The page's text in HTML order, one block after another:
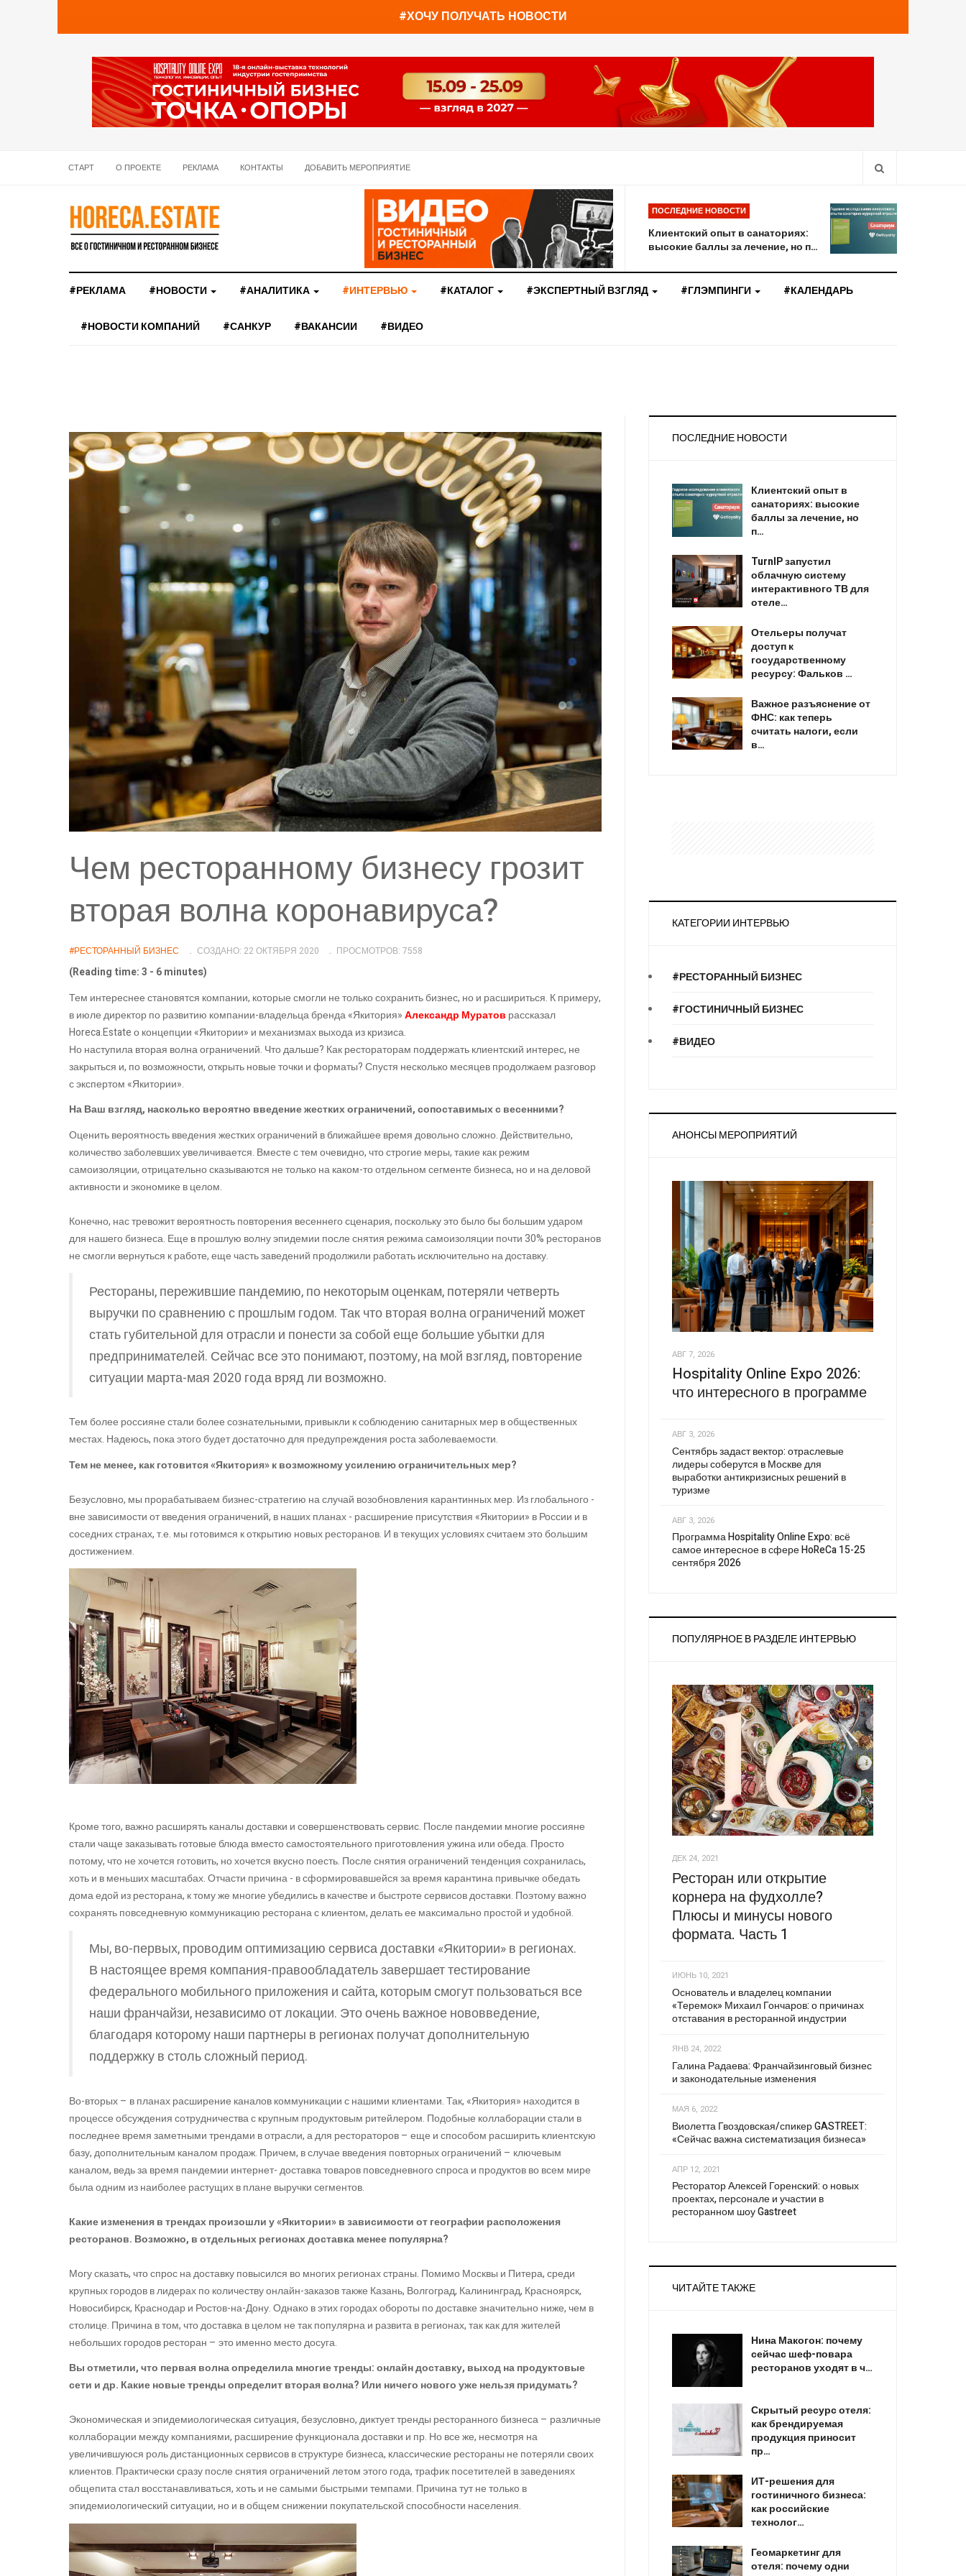
#ХОЧУ ПОЛУЧАТЬ НОВОСТИ
СТАРТ О ПРОЕКТЕ РЕКЛАМА КОНТАКТЫ ДОБАВИТЬ МЕРОПРИЯТИЕ
ПОСЛЕДНИЕ НОВОСТИ
Клиентский опыт в санаториях:
высокие баллы за лечение, но п…
#РЕКЛАМА #НОВОСТИ #АНАЛИТИКА #ИНТЕРВЬЮ #КАТАЛОГ #ЭКСПЕРТНЫЙ ВЗГЛЯД #ГЛЭМПИНГИ #КАЛЕНДАРЬ
#НОВОСТИ КОМПАНИЙ #САНКУР #ВАКАНСИИ #ВИДЕО
Чем ресторанному бизнесу грозит
вторая волна коронавируса?
#РЕСТОРАННЫЙ БИЗНЕС СОЗДАНО: 22 ОКТЯБРЯ 2020 ПРОСМОТРОВ: 7558
(Reading time: 3 - 6 minutes)
Тем интереснее становятся компании, которые смогли не только сохранить бизнес, но и расшириться. К примеру,
в июле директор по развитию компании-владельца бренда «Якитория»Александр Муратов рассказал
Horeca.Estate о концепции «Якитории» и механизмах выхода из кризиса.
Но наступила вторая волна ограничений. Что дальше? Как рестораторам поддержать клиентский интерес, не
закрыться и, по возможности, открыть новые точки и форматы? Спустя несколько месяцев продолжаем разговор
с экспертом «Якитории».
На Ваш взгляд, насколько вероятно введение жестких ограничений, сопоставимых с весенними?
Оценить вероятность введения жестких ограничений в ближайшее время довольно сложно. Действительно,
количество заболевших увеличивается. Вместе с тем очевидно, что строгие меры, такие как режим
самоизоляции, отрицательно сказываются не только на каком-то отдельном сегменте бизнеса, но и на деловой
активности и экономике в целом.
Конечно, нас тревожит вероятность повторения весеннего сценария, поскольку это было бы большим ударом
для нашего бизнеса. Еще в прошлую волну эпидемии после снятия режима самоизоляции почти 30% ресторанов
не смогли вернуться к работе, еще часть заведений продолжили работать исключительно на доставку.
Рестораны, пережившие пандемию, по некоторым оценкам, потеряли четверть
выручки по сравнению с прошлым годом. Так что вторая волна ограничений может
стать губительной для отрасли и понести за собой еще большие убытки для
предпринимателей. Сейчас все это понимают, поэтому, на мой взгляд, повторение
ситуации марта-мая 2020 года вряд ли возможно.
Тем более россияне стали более сознательными, привыкли к соблюдению санитарных мер в общественных
местах. Надеюсь, пока этого будет достаточно для предупреждения роста заболеваемости.
Тем не менее, как готовится «Якитория» к возможному усилению ограничительных мер?
Безусловно, мы прорабатываем бизнес-стратегию на случай возобновления карантинных мер. Из глобального -
вне зависимости от введения ограничений, в наших планах - расширение присутствия «Якитории» в России и в
соседних странах, т.е. мы готовимся к открытию новых ресторанов. И в текущих условиях считаем это большим
достижением.
Кроме того, важно расширять каналы доставки и совершенствовать сервис. После пандемии многие россияне
стали чаще заказывать готовые блюда вместо самостоятельного приготовления ужина или обеда. Просто
потому, что не хочется готовить, но хочется вкусно поесть. После снятия ограничений тенденция сохранилась,
хоть и в меньших масштабах. Отчасти причина - в сформировавшейся за время карантина привычке обедать
дома едой из ресторана, к тому же многие убедились в качестве и быстроте сервисов доставки. Поэтому важно
сохранять повседневную коммуникацию ресторана с клиентом, делать ее максимально простой и удобной.
Мы, во-первых, проводим оптимизацию сервиса доставки «Якитории» в регионах.
В настоящее время компания-правообладатель завершает тестирование
федерального мобильного приложения и сайта, которым смогут пользоваться все
наши франчайзи, независимо от локации. Это очень важное нововведение,
благодаря которому наши партнеры в регионах получат дополнительную
поддержку в столь сложный период.
Во-вторых – в планах расширение каналов коммуникации с нашими клиентами. Так, «Якитория» находится в
процессе обсуждения сотрудничества с крупным продуктовым ритейлером. Подобные коллаборации стали в
последнее время заметными трендами в отрасли, а для рестораторов – еще и способом расширить клиентскую
базу, дополнительным каналом продаж. Причем, в случае введения повторных ограничений – ключевым
каналом, ведь за время пандемии интернет- доставка товаров повседневного спроса и продуктов во всем мире
была одним из наиболее растущих в плане выручки сегментов.
Какие изменения в трендах произошли у «Якитории» в зависимости от географии расположения
ресторанов. Возможно, в отдельных регионах доставка менее популярна?
Могу сказать, что спрос на доставку повысился во многих регионах страны. Помимо Москвы и Питера, среди
крупных городов в лидерах по количеству онлайн-заказов также Казань, Волгоград, Калининград, Красноярск,
Новосибирск, Краснодар и Ростов-на-Дону. Однако в этих городах обороты по доставке значительно ниже, чем в
столице. Причина в том, что доставка в целом не так популярна и развита в регионах, так как для жителей
небольших городов ресторан – это именно место досуга.
Вы отметили, что первая волна определила многие тренды: онлайн доставку, выход на продуктовые
сети и др. Какие новые тренды определит вторая волна? Или ничего нового уже нельзя придумать?
Экономическая и эпидемиологическая ситуация, безусловно, диктует тренды ресторанного бизнеса – различные
коллаборации между компаниями, расширение функционала доставки и пр. Но все же, несмотря на
увеличившуюся роль дистанционных сервисов в структуре бизнеса, классические рестораны не потеряли своих
клиентов. Практически сразу после снятия ограничений летом этого года, трафик посетителей в заведениях
общепита стал восстанавливаться, хоть и не самыми быстрыми темпами. Причина тут не только в
эпидемиологический ситуации, но и в общем снижении покупательской способности населения.
ПОСЛЕДНИЕ НОВОСТИ
Клиентский опыт в
санаториях: высокие
баллы за лечение, но
п…
TurnIP запустил
облачную систему
интерактивного ТВ для
отеле…
Отельеры получат
доступ к
государственному
ресурсу: Фальков …
Важное разъяснение от
ФНС: как теперь
считать налоги, если
в…
КАТЕГОРИИ ИНТЕРВЬЮ
#РЕСТОРАННЫЙ БИЗНЕС
#ГОСТИНИЧНЫЙ БИЗНЕС
#ВИДЕО
АНОНСЫ МЕРОПРИЯТИЙ
АВГ 7, 2026
Hospitality Online Expo 2026:
что интересного в программе
АВГ 3, 2026
Сентябрь задаст вектор: отраслевые
лидеры соберутся в Москве для
выработки антикризисных решений в
туризме
АВГ 3, 2026
Программа Hospitality Online Expo: всё
самое интересное в сфере HoReCa 15-25
сентября 2026
ПОПУЛЯРНОЕ В РАЗДЕЛЕ ИНТЕРВЬЮ
ДЕК 24, 2021
Ресторан или открытие
корнера на фудхолле?
Плюсы и минусы нового
формата. Часть 1
ИЮНЬ 10, 2021
Основатель и владелец компании
«Теремок» Михаил Гончаров: о причинах
отставания в ресторанной индустрии
ЯНВ 24, 2022
Галина Радаева: Франчайзинговый бизнес
и законодательные изменения
МАЯ 6, 2022
Виолетта Гвоздовская/спикер GASTREET:
«Сейчас важна систематизация бизнеса»
АПР 12, 2021
Ресторатор Алексей Горенский: о новых
проектах, персонале и участии в
ресторанном шоу Gastreet
ЧИТАЙТЕ ТАКЖЕ
Нина Макогон: почему
сейчас шеф-повара
ресторанов уходят в ч…
Скрытый ресурс отеля:
как брендируемая
продукция приносит
пр…
ИТ-решения для
гостиничного бизнеса:
как российские
технолог…
Геомаркетинг для
отеля: почему одни